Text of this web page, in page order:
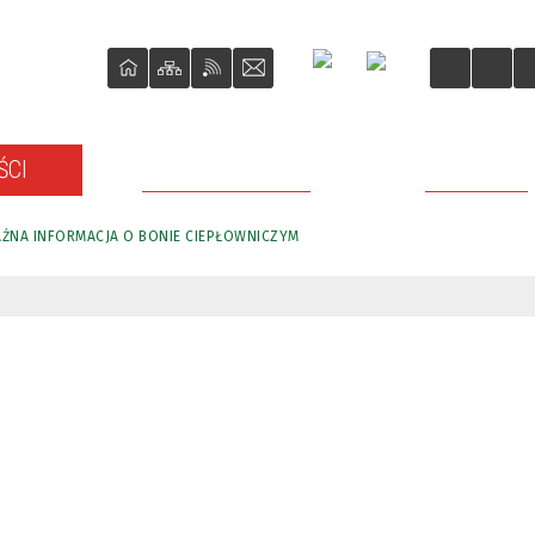
INFORMACJA O BONIE CIEPŁOWNICZYM